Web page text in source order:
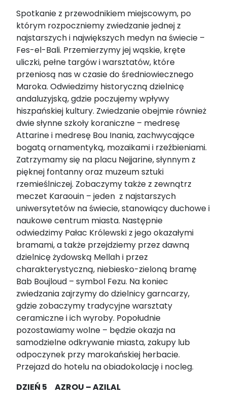
Spotkanie z przewodnikiem miejscowym, po
którym rozpoczniemy zwiedzanie jednej z
najstarszych i największych medyn na świecie –
Fes-el-Bali. Przemierzymy jej wąskie, kręte
uliczki, pełne targów i warsztatów, które
przeniosą nas w czasie do średniowiecznego
Maroka. Odwiedzimy historyczną dzielnicę
andaluzyjską, gdzie poczujemy wpływy
hiszpańskiej kultury. Zwiedzanie obejmie również
dwie słynne szkoły koraniczne – medresę
Attarine i medresę Bou Inania, zachwycające
bogatą ornamentyką, mozaikami i rzeźbieniami.
Zatrzymamy się na placu Nejjarine, słynnym z
pięknej fontanny oraz muzeum sztuki
rzemieślniczej. Zobaczymy także z zewnątrz
meczet Karaouin – jeden z najstarszych
uniwersytetów na świecie, stanowiący duchowe i
naukowe centrum miasta. Następnie
odwiedzimy Pałac Królewski z jego okazałymi
bramami, a także przejdziemy przez dawną
dzielnicę żydowską Mellah i przez
charakterystyczną, niebiesko-zieloną bramę
Bab Boujloud – symbol Fezu. Na koniec
zwiedzania zajrzymy do dzielnicy garncarzy,
gdzie zobaczymy tradycyjne warsztaty
ceramiczne i ich wyroby. Popołudnie
pozostawiamy wolne – będzie okazja na
samodzielne odkrywanie miasta, zakupy lub
odpoczynek przy marokańskiej herbacie.
Przejazd do hotelu na obiadokolację i nocleg.
DZIEŃ 5 AZROU – AZILAL